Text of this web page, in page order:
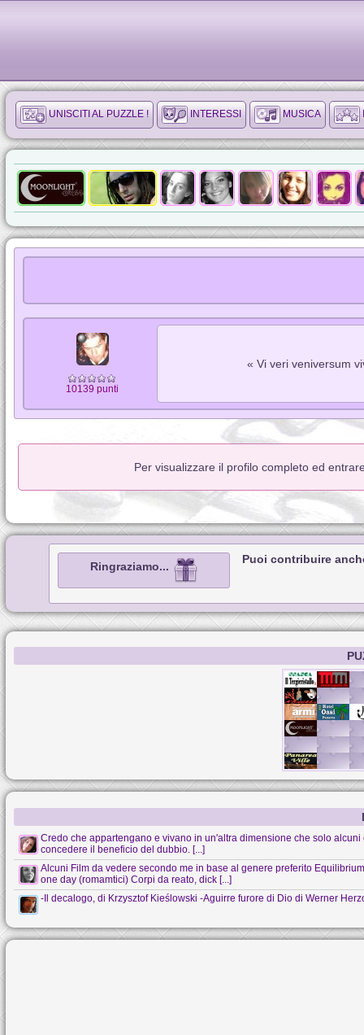
UNISCITI AL PUZZLE ! INTERESSI MUSICA
10139 punti
« Vi veri veniversum
Per visualizzare il profilo completo ed
Ringraziamo...
Puoi contribuire
Credo che appartengano e vivano in un'altra dimensione che solo
concedere il beneficio del dubbio. [...]
Alcuni Film da vedere secondo me in base al genere preferito
one day (romamtici) Corpi da reato, dick [...]
-Il decalogo, di Krzysztof Kieślowski -Aguirre furore di Dio di Werner